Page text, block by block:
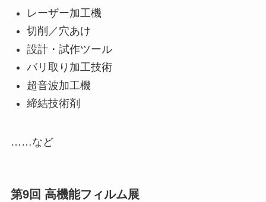
レーザー加工機
切削／穴あけ
設計・試作ツール
バリ取り加工技術
超音波加工機
締結技術剤
……など
第9回 高機能フィルム展